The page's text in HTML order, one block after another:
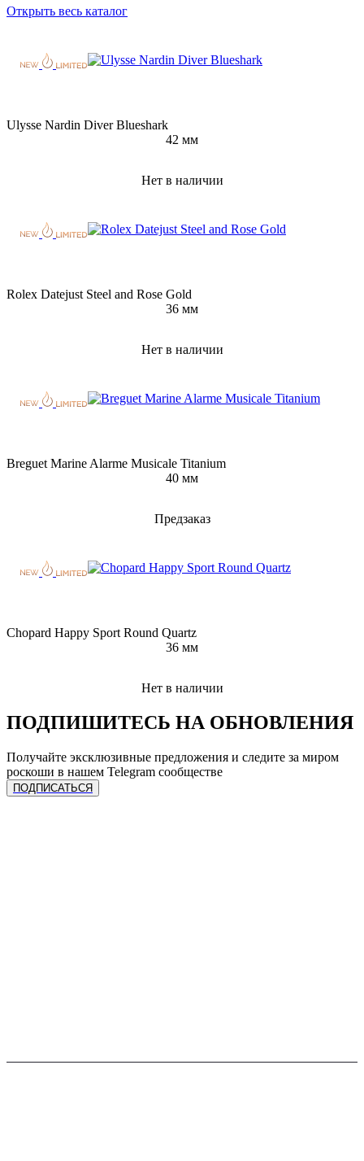
Открыть весь каталог
Ulysse Nardin Diver Blueshark
42 мм
Нет в наличии
Rolex Datejust Steel and Rose Gold
36 мм
Нет в наличии
Breguet Marine Alarme Musicale Titanium
40 мм
Предзаказ
Chopard Happy Sport Round Quartz
36 мм
Нет в наличии
ПОДПИШИТЕСЬ НА ОБНОВЛЕНИЯ
Получайте эксклюзивные предложения и следите за миром
роскоши в нашем Telegram сообществе
ПОДПИСАТЬСЯ
Политика конфиденциальности